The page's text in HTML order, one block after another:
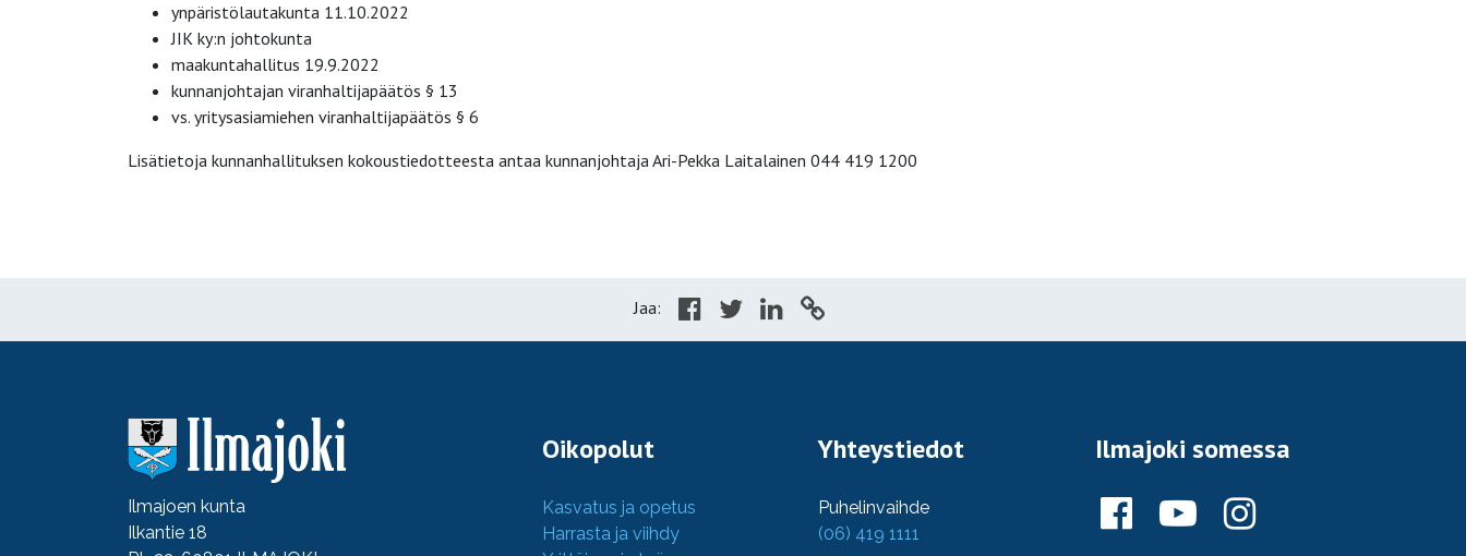
ynpäristölautakunta 11.10.2022
JIK ky:n johtokunta
maakuntahallitus 19.9.2022
kunnanjohtajan viranhaltijapäätös § 13
vs. yritysasiamiehen viranhaltijapäätös § 6
Lisätietoja kunnanhallituksen kokoustiedotteesta antaa kunnanjohtaja Ari-Pekka Laitalainen 044 419 1200
Jaa:
Ilmajoen kunta
Ilkantie 18
Oikopolut
Kasvatus ja opetus
Harrasta ja viihdy
Yhteystiedot
Puhelinvaihde
(06) 419 1111
Ilmajoki somessa